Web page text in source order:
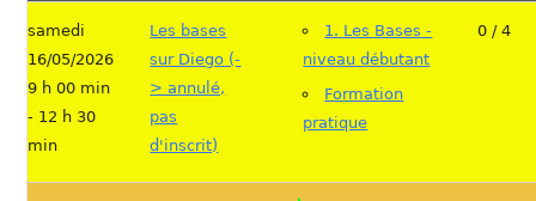
samedi
16/05/2026
9 h 00 min
- 12 h 30
min
Les bases
sur Diego (-
> annulé,
pas
d'inscrit)
1. Les Bases -
niveau débutant
Formation
pratique
0 / 4